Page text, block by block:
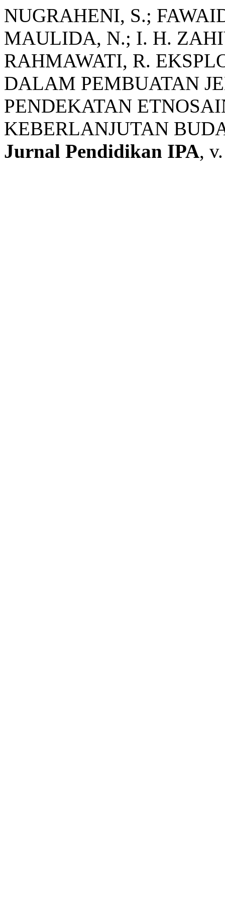
NUGRAHENI, S.;
MAULIDA, N.; I. H.
RAHMAWATI, R.
DALAM PEMBUATAN
PENDEKATAN
KEBERLANJUTAN
Jurnal Pendidikan IPA,